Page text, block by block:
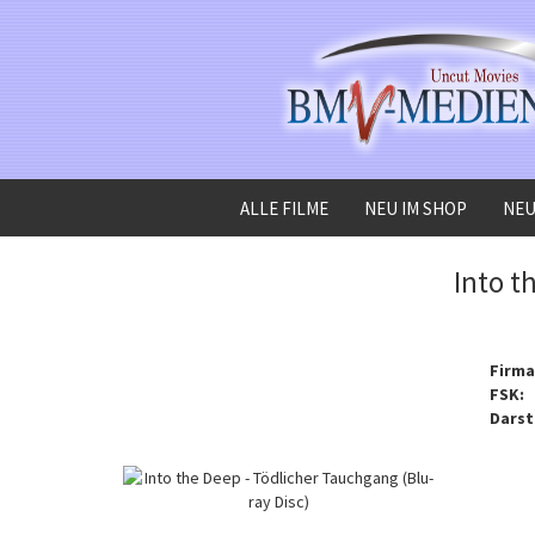
ALLE FILME NEU IM SHOP
Into the Deep - Tödlicher Tauchgang (Blu-ray
Into
FSK: